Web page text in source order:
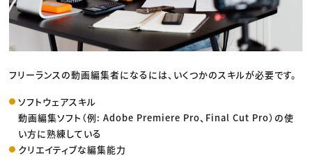
フリーランスの動画編集者になるには、いくつかのスキルが必要です。
ソフトウェアスキル
動画編集ソフト（例: Adobe Premiere Pro、Final Cut Pro）の使
い方に熟練している
クリエイティブな編集能力